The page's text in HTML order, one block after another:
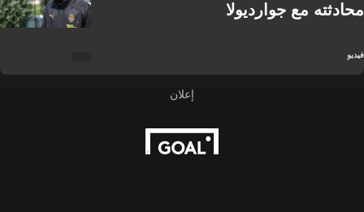
محادثته مع جوارديولا
فيديو